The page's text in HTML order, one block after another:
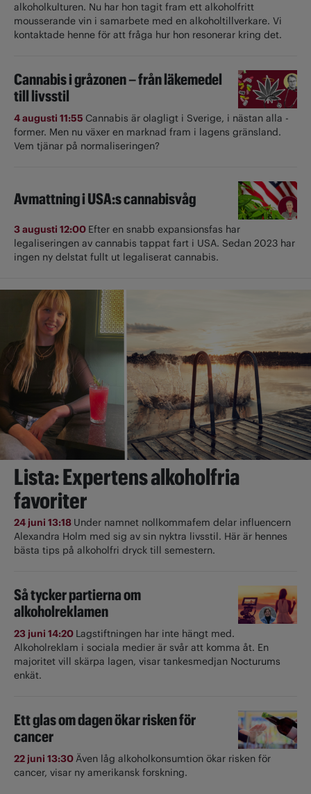
alkoholkulturen. Nu har hon tagit fram ett alkoholfritt
mousserande vin i samarbete med en alkoholtillverkare. Vi
kontaktade henne för att fråga hur hon resonerar kring det.
Cannabis i gråzonen – från läkemedel
till livsstil
4 augusti 11:55 Cannabis är olagligt i ­Sverige, i nästan alla ­
former. Men nu växer en marknad fram i lagens gränsland.
Vem tjänar på normaliseringen?
Avmattning i USA:s cannabisvåg
3 augusti 12:00 Efter en snabb expansionsfas har
legaliseringen av cannabis tappat fart i USA. Sedan 2023 har
ingen ny delstat fullt ut ­legaliserat cannabis.
Lista: Expertens alkoholfria
favoriter
24 juni 13:18 Under namnet nollkommafem delar influencern
Alexandra Holm med sig av sin nyktra livsstil. Här är hennes
bästa tips på alkoholfri dryck till semestern.
Så tycker partierna om
alkoholreklamen
23 juni 14:20 Lagstiftningen har inte hängt med.
Alkoholreklam i sociala medier är svår att komma åt. En
majoritet vill skärpa lagen, visar tankesmedjan Nocturums
enkät.
Ett glas om dagen ökar risken för
cancer
22 juni 13:30Även låg alkoholkonsumtion ökar risken för
cancer, visar ny amerikansk forskning.